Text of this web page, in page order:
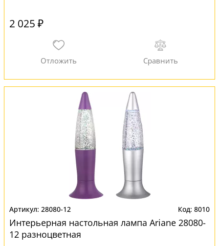
2 025 ₽
28080-12 8010
Интерьерная настольная лампа Ariane 28080-
12 разноцветная